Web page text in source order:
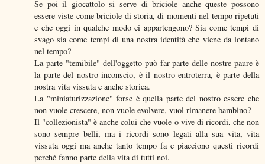
Se poi il giocattolo si serve di briciole anche queste possono
essere viste come briciole di storia, di momenti nel tempo ripetuti
e che oggi in qualche modo ci appartengono? Sia come tempi di
svago sia come tempi di una nostra identità che viene da lontano
nel tempo?
La parte "temibile" dell'oggetto può far parte delle nostre paure è
la parte del nostro inconscio, è il nostro entroterra, è parte della
nostra vita vissuta e anche storica.
La "miniaturizzazione" forse è quella parte del nostro essere che
non vuole crescere, non vuole evolvere, vuol rimanere bambino?
Il "collezionista" è anche colui che vuole o vive di ricordi, che non
sono sempre belli, ma i ricordi sono legati alla sua vita, vita
vissuta oggi ma anche tanto tempo fa e piacciono questi ricordi
perché fanno parte della vita di tutti noi.